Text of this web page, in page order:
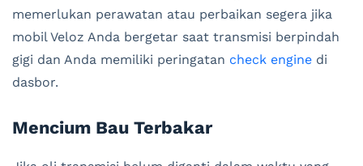
memerlukan perawatan atau perbaikan segera jika
mobil Veloz Anda bergetar saat transmisi berpindah
gigi dan Anda memiliki peringatan check engine di
dasbor.
Mencium Bau Terbakar